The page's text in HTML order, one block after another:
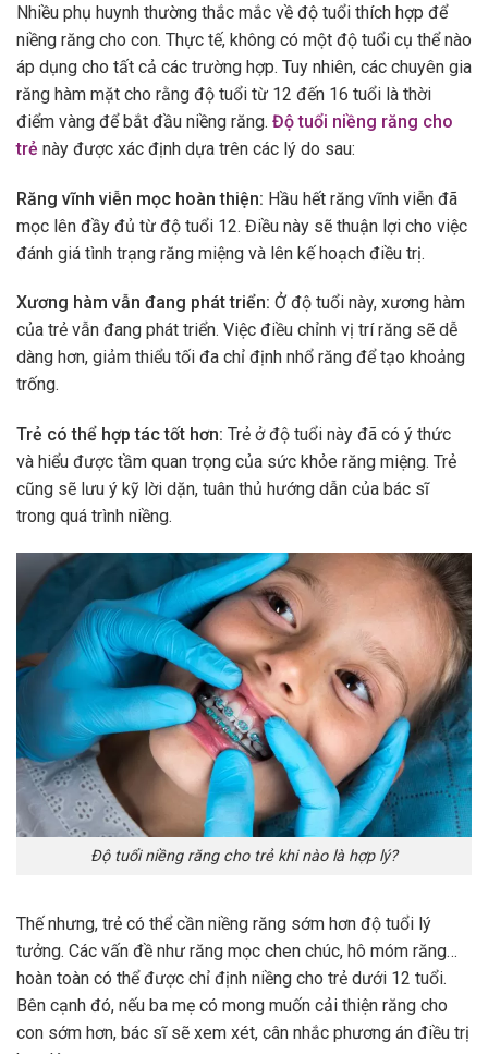
Nhiều phụ huynh thường thắc mắc về độ tuổi thích hợp để
niềng răng cho con. Thực tế, không có một độ tuổi cụ thể nào
áp dụng cho tất cả các trường hợp. Tuy nhiên, các chuyên gia
răng hàm mặt cho rằng độ tuổi từ 12 đến 16 tuổi là thời
điểm vàng để bắt đầu niềng răng. Độ tuổi niềng răng cho
trẻ này được xác định dựa trên các lý do sau:
Răng vĩnh viễn mọc hoàn thiện: Hầu hết răng vĩnh viễn đã
mọc lên đầy đủ từ độ tuổi 12. Điều này sẽ thuận lợi cho việc
đánh giá tình trạng răng miệng và lên kế hoạch điều trị.
Xương hàm vẫn đang phát triển: Ở độ tuổi này, xương hàm
của trẻ vẫn đang phát triển. Việc điều chỉnh vị trí răng sẽ dễ
dàng hơn, giảm thiểu tối đa chỉ định nhổ răng để tạo khoảng
trống.
Trẻ có thể hợp tác tốt hơn: Trẻ ở độ tuổi này đã có ý thức
và hiểu được tầm quan trọng của sức khỏe răng miệng. Trẻ
cũng sẽ lưu ý kỹ lời dặn, tuân thủ hướng dẫn của bác sĩ
trong quá trình niềng.
Độ tuổi niềng răng cho trẻ khi nào là hợp lý?
Thế nhưng, trẻ có thể cần niềng răng sớm hơn độ tuổi lý
tưởng. Các vấn đề như răng mọc chen chúc, hô móm răng…
hoàn toàn có thể được chỉ định niềng cho trẻ dưới 12 tuổi.
Bên cạnh đó, nếu ba mẹ có mong muốn cải thiện răng cho
con sớm hơn, bác sĩ sẽ xem xét, cân nhắc phương án điều trị